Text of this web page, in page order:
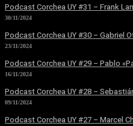
Podcast Corchea UY #31 – Frank
30/11/2024
Podcast Corchea UY #30 – Gabriel
23/11/2024
Podcast Corchea UY #29 – Pablo
16/11/2024
Podcast Corchea UY #28 –
09/11/2024
Podcast Corchea UY #27 – Marcel